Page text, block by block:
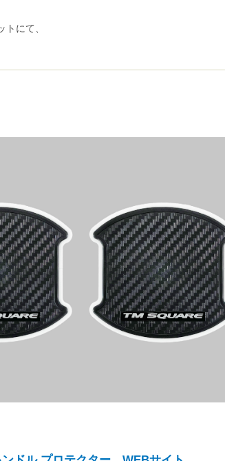
にて、